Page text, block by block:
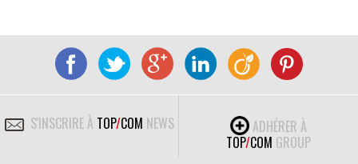
S'INSCRIRE À TOP/COM NEWS
ADHÉRER À
TOP/COM GROUP